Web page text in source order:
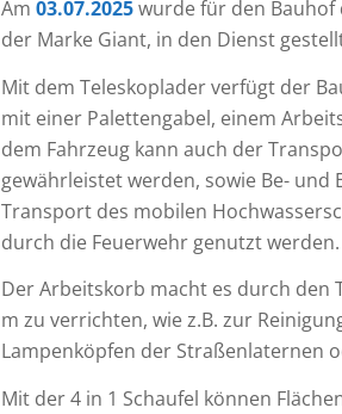
Am 03.07.2025wurde für den Bauhof
der Marke Giant, in den Dienst
Mit dem Teleskoplader verfügt der
mit einer Palettengabel, einem
dem Fahrzeug kann auch der
gewährleistet werden, sowie Be- und
Transport des mobilen
durch die Feuerwehr genutzt werden.
Der Arbeitskorb macht es durch den
m zu verrichten, wie z.B. zur
Lampenköpfen der Straßenlaternen
Mit der 4 in 1 Schaufel können